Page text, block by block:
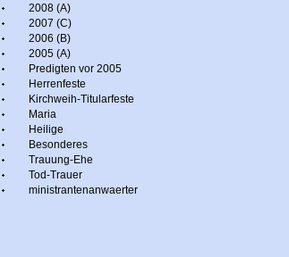
2008 (A)
2007 (C)
2006 (B)
2005 (A)
Predigten vor 2005
Herrenfeste
Kirchweih-Titularfeste
Maria
Heilige
Besonderes
Trauung-Ehe
Tod-Trauer
ministrantenanwaerter